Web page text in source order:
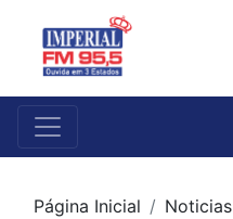
Página Inicial Noticias